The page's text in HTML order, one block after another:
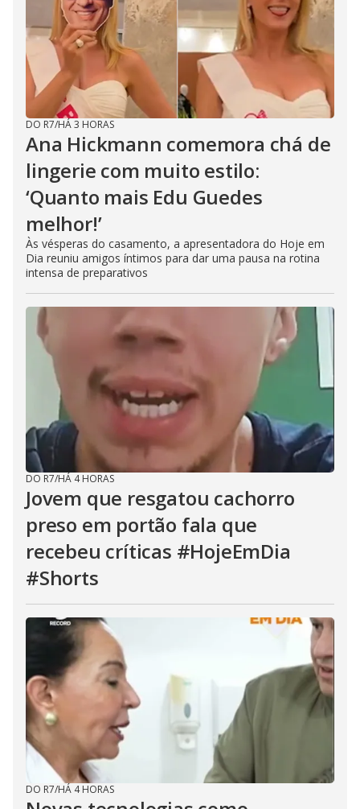
DO R7/HÁ 3 HORAS
Ana Hickmann comemora chá de
lingerie com muito estilo:
‘Quanto mais Edu Guedes
melhor!’
Às vésperas do casamento, a apresentadora do Hoje em
Dia reuniu amigos íntimos para dar uma pausa na rotina
intensa de preparativos
DO R7/HÁ 4 HORAS
Jovem que resgatou cachorro
preso em portão fala que
recebeu críticas #HojeEmDia
#Shorts
DO R7/HÁ 4 HORAS